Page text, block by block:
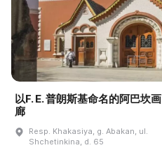
以F. E. 普朗斯基命名的阿巴坎画
廊
Resp. Khakasiya, g. Abakan, ul.
Shchetinkina, d. 65